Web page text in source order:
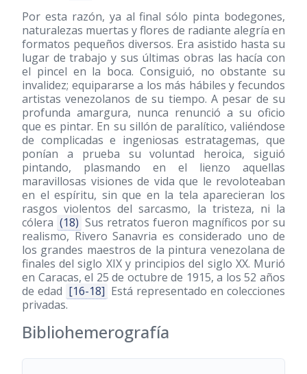
Por esta razón, ya al final sólo pinta bodegones,
naturalezas muertas y flores de radiante alegría en
formatos pequeños diversos. Era asistido hasta su
lugar de trabajo y sus últimas obras las hacía con
el pincel en la boca. Consiguió, no obstante su
invalidez; equipararse a los más hábiles y fecundos
artistas venezolanos de su tiempo. A pesar de su
profunda amargura, nunca renunció a su oficio
que es pintar. En su sillón de paralítico, valiéndose
de complicadas e ingeniosas estratagemas, que
ponían a prueba su voluntad heroica, siguió
pintando, plasmando en el lienzo aquellas
maravillosas visiones de vida que le revoloteaban
en el espíritu, sin que en la tela aparecieran los
rasgos violentos del sarcasmo, la tristeza, ni la
cólera (18) Sus retratos fueron magníficos por su
realismo, Rivero Sanavria es considerado uno de
los grandes maestros de la pintura venezolana de
finales del siglo XIX y principios del siglo XX. Murió
en Caracas, el 25 de octubre de 1915, a los 52 años
de edad [16-18] Está representado en colecciones
privadas.
Bibliohemerografía